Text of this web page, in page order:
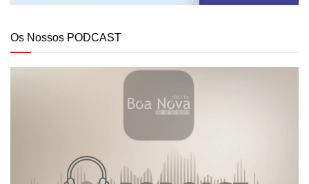
Os Nossos PODCAST